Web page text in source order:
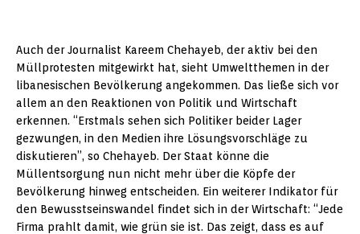
Auch der Journalist Kareem Chehayeb, der aktiv bei den
Müllprotesten mitgewirkt hat, sieht Umweltthemen in der
libanesischen Bevölkerung angekommen. Das ließe sich vor
allem an den Reaktionen von Politik und Wirtschaft
erkennen. “Erstmals sehen sich Politiker beider Lager
gezwungen, in den Medien ihre Lösungsvorschläge zu
diskutieren”, so Chehayeb. Der Staat könne die
Müllentsorgung nun nicht mehr über die Köpfe der
Bevölkerung hinweg entscheiden. Ein weiterer Indikator für
den Bewusstseinswandel findet sich in der Wirtschaft: “Jede
Firma prahlt damit, wie grün sie ist. Das zeigt, dass es auf